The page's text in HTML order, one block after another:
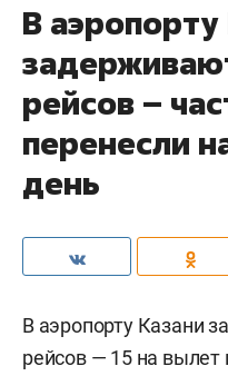
В аэропорту
рейсов –
перенесли
день
В аэропорту Казани
рейсов — 15 на вылет